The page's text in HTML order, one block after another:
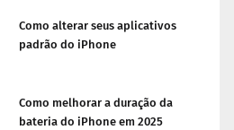
Como alterar seus aplicativos
padrão do iPhone
Como melhorar a duração da
bateria do iPhone em 2025